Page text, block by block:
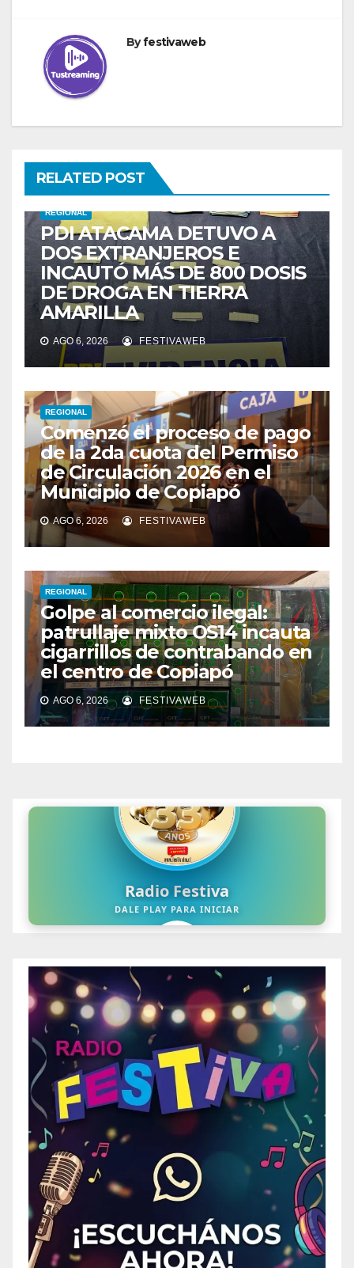
Byfestivaweb
RELATED POST
REGIONAL
PDI ATACAMA DETUVO A
DOS EXTRANJEROS E
INCAUTÓ MÁS DE 800 DOSIS
DE DROGA EN TIERRA
AMARILLA
AGO 6, 2026 FESTIVAWEB
REGIONAL
Comenzó el proceso de pago
de la 2da cuota del Permiso
de Circulación 2026 en el
Municipio de Copiapó
AGO 6, 2026 FESTIVAWEB
REGIONAL
Golpe al comercio ilegal:
patrullaje mixto OS14 incauta
cigarrillos de contrabando en
el centro de Copiapó
AGO 6, 2026 FESTIVAWEB